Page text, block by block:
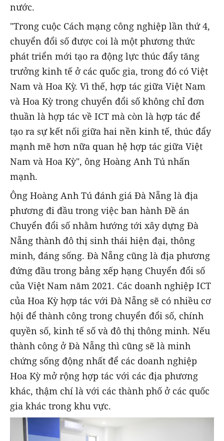
nước.
"Trong cuộc Cách mạng công nghiệp lần thứ 4,
chuyển đổi số được coi là một phương thức
phát triển mới tạo ra động lực thúc đẩy tăng
trưởng kinh tế ở các quốc gia, trong đó có Việt
Nam và Hoa Kỳ. Vì thế, hợp tác giữa Việt Nam
và Hoa Kỳ trong chuyển đổi số không chỉ đơn
thuần là hợp tác về ICT mà còn là hợp tác để
tạo ra sự kết nối giữa hai nền kinh tế, thúc đẩy
mạnh mẽ hơn nữa quan hệ hợp tác giữa Việt
Nam và Hoa Kỳ", ông Hoàng Anh Tú nhấn
mạnh.
Ông Hoàng Anh Tú đánh giá Đà Nẵng là địa
phương đi đầu trong việc ban hành Đề án
Chuyển đổi số nhằm hướng tới xây dựng Đà
Nẵng thành đô thị sinh thái hiện đại, thông
minh, đáng sống. Đà Nẵng cũng là địa phương
đứng đầu trong bảng xếp hạng Chuyển đổi số
của Việt Nam năm 2021. Các doanh nghiệp ICT
của Hoa Kỳ hợp tác với Đà Nẵng sẽ có nhiều cơ
hội để thành công trong chuyển đổi số, chính
quyền số, kinh tế số và đô thị thông minh. Nếu
thành công ở Đà Nẵng thì cũng sẽ là minh
chứng sống động nhất để các doanh nghiệp
Hoa Kỳ mở rộng hợp tác với các địa phương
khác, thậm chí là với các thành phố ở các quốc
gia khác trong khu vực.